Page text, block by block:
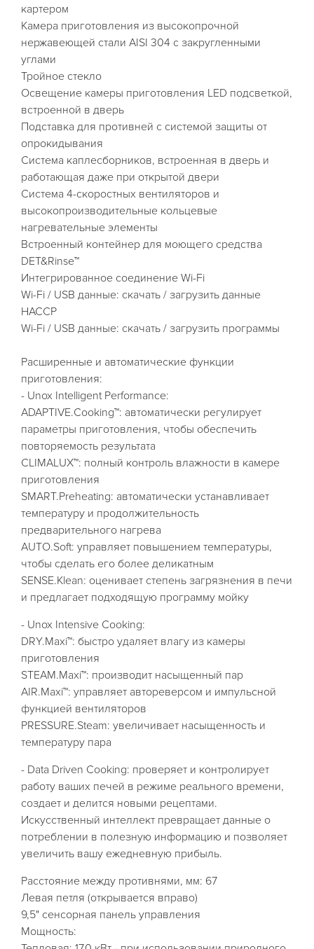
картером
Камера приготовления из высокопрочной
нержавеющей стали AISI 304 с закругленными
углами
Тройное стекло
Освещение камеры приготовления LED подсветкой,
встроенной в дверь
Подставка для противней с системой защиты от
опрокидывания
Система каплесборников, встроенная в дверь и
работающая даже при открытой двери
Система 4-скоростных вентиляторов и
высокопроизводительные кольцевые
нагревательные элементы
Встроенный контейнер для моющего средства
DET&Rinse™
Интегрированное соединение Wi-Fi
Wi-Fi / USB данные: скачать / загрузить данные
HACCP
Wi-Fi / USB данные: скачать / загрузить программы
Расширенные и автоматические функции
приготовления:
- Unox Intelligent Performance:
ADAPTIVE.Cooking™: автоматически регулирует
параметры приготовления, чтобы обеспечить
повторяемость результата
CLIMALUX™: полный контроль влажности в камере
приготовления
SMART.Preheating: автоматически устанавливает
температуру и продолжительность
предварительного нагрева
AUTO.Soft: управляет повышением температуры,
чтобы сделать его более деликатным
SENSE.Klean: оценивает степень загрязнения в печи
и предлагает подходящую программу мойку
- Unox Intensive Cooking:
DRY.Maxi™: быстро удаляет влагу из камеры
приготовления
STEAM.Maxi™: производит насыщенный пар
AIR.Maxi™: управляет автореверсом и импульсной
функцией вентиляторов
PRESSURE.Steam: увеличивает насыщенность и
температуру пара
- Data Driven Cooking: проверяет и контролирует
работу ваших печей в режиме реального времени,
создает и делится новыми рецептами.
Искусственный интеллект превращает данные о
потреблении в полезную информацию и позволяет
увеличить вашу ежедневную прибыль.
Расстояние между противнями, мм: 67
Левая петля (открывается вправо)
9,5" сенсорная панель управления
Мощность: